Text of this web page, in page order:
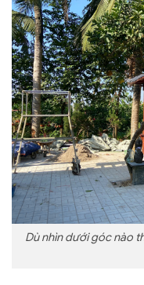
Dù nhìn dưới góc nào